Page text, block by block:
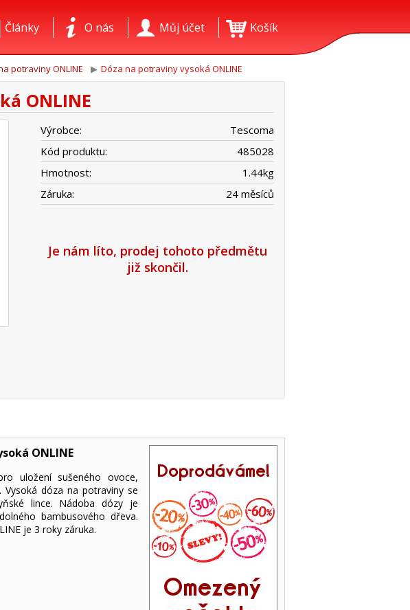
Košík
Můj účet
O nás
Články
potraviny ONLINE Dóza na potraviny vysoká ONLINE
ONLINE
Výrobce:
Tescoma
Kód produktu:
485028
Hmotnost:
1.44kg
Záruka:
24 měsíců
Je nám líto, prodej tohoto předmětu
již skončil.
ONLINE
uložení sušeného ovoce,
Vysoká dóza na potraviny se
lince. Nádoba dózy je
bambusového dřeva.
je 3 roky záruka.